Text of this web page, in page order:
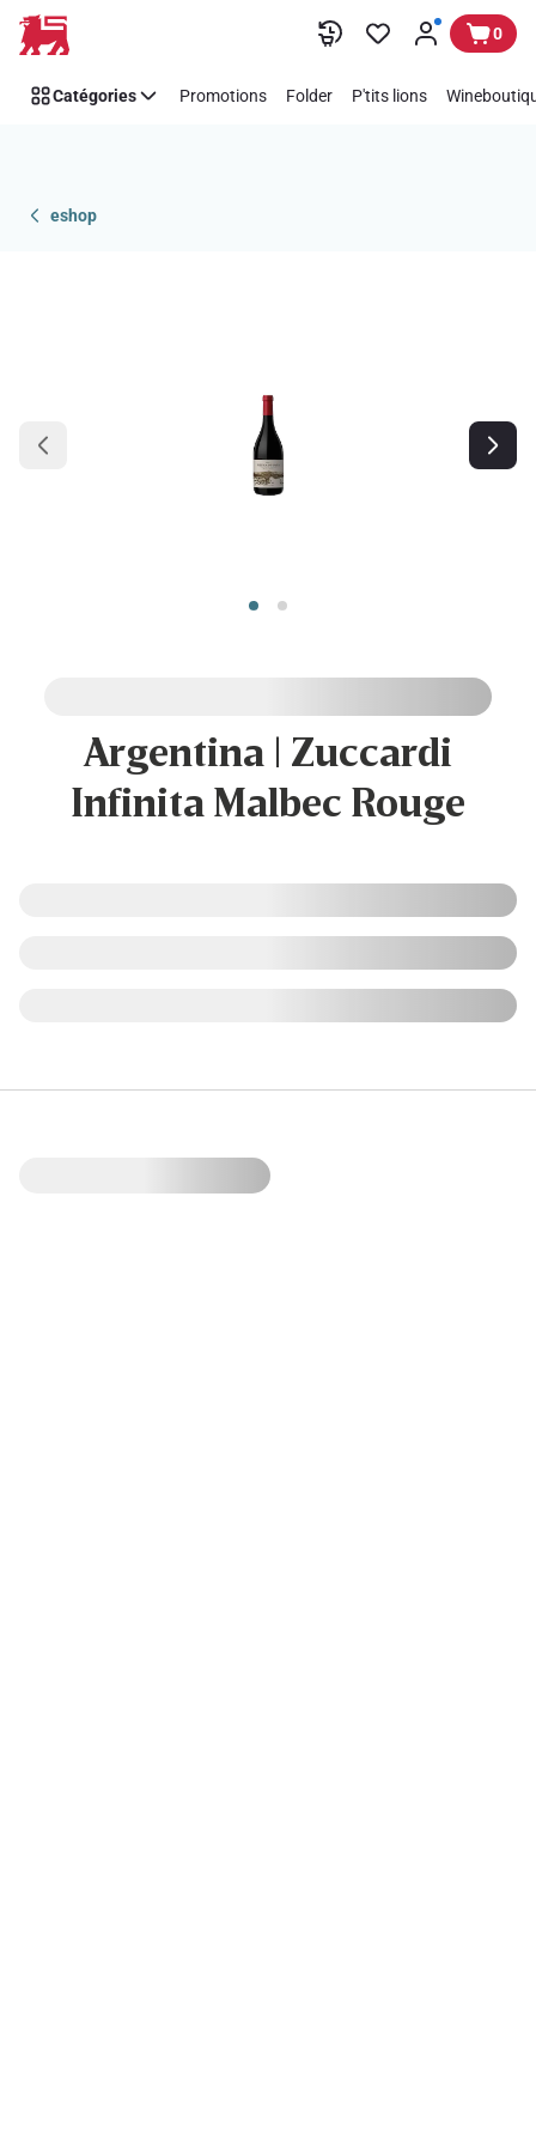
Passer 0
Catégories Promotions Folder P'tits lions
eshop
Argentina | Zuccardi
Infinita Malbec Rouge